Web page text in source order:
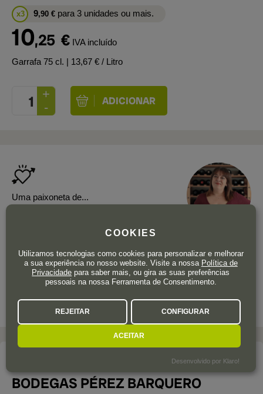
x3 9,90 € para 3 unidades ou mais.
10,25 € IVA incluído
Garrafa 75 cl. | 13,67 € / Litro
Uma paixoneta de...
Não se deixe enganar pelo diminutivo do seu
nome. Aqui temos um vinho branco, que
lembra um jovem elegante, capaz de
proporcionar um enorme prazer.
BODEGAS PÉREZ BARQUERO
COOKIES
Utilizamos tecnologias como cookies para personalizar e melhorar
a sua experiência no nosso website. Visite a nossa Política de
Privacidade para saber mais, ou gira as suas preferências
pessoais na nossa Ferramenta de Consentimento.
REJEITAR CONFIGURAR
ACEITAR
Desenvolvido por Klaro!